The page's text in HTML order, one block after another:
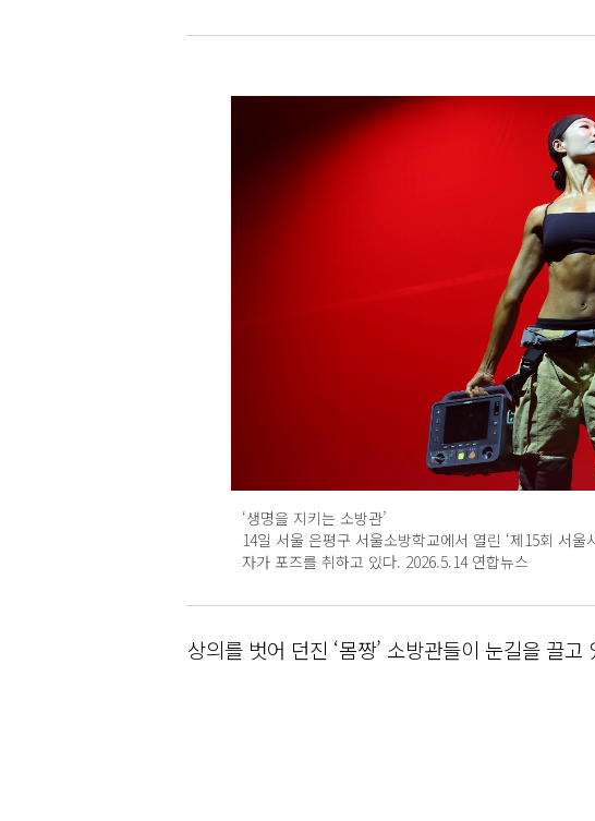
‘생명을 지키는 소방관’
14일 서울 은평구 서울소방학교에서 열린 ‘제15회 서
자가 포즈를 취하고 있다. 2026.5.14 연합뉴스
상의를 벗어 던진 ‘몸짱’ 소방관들이 눈길을 끌고